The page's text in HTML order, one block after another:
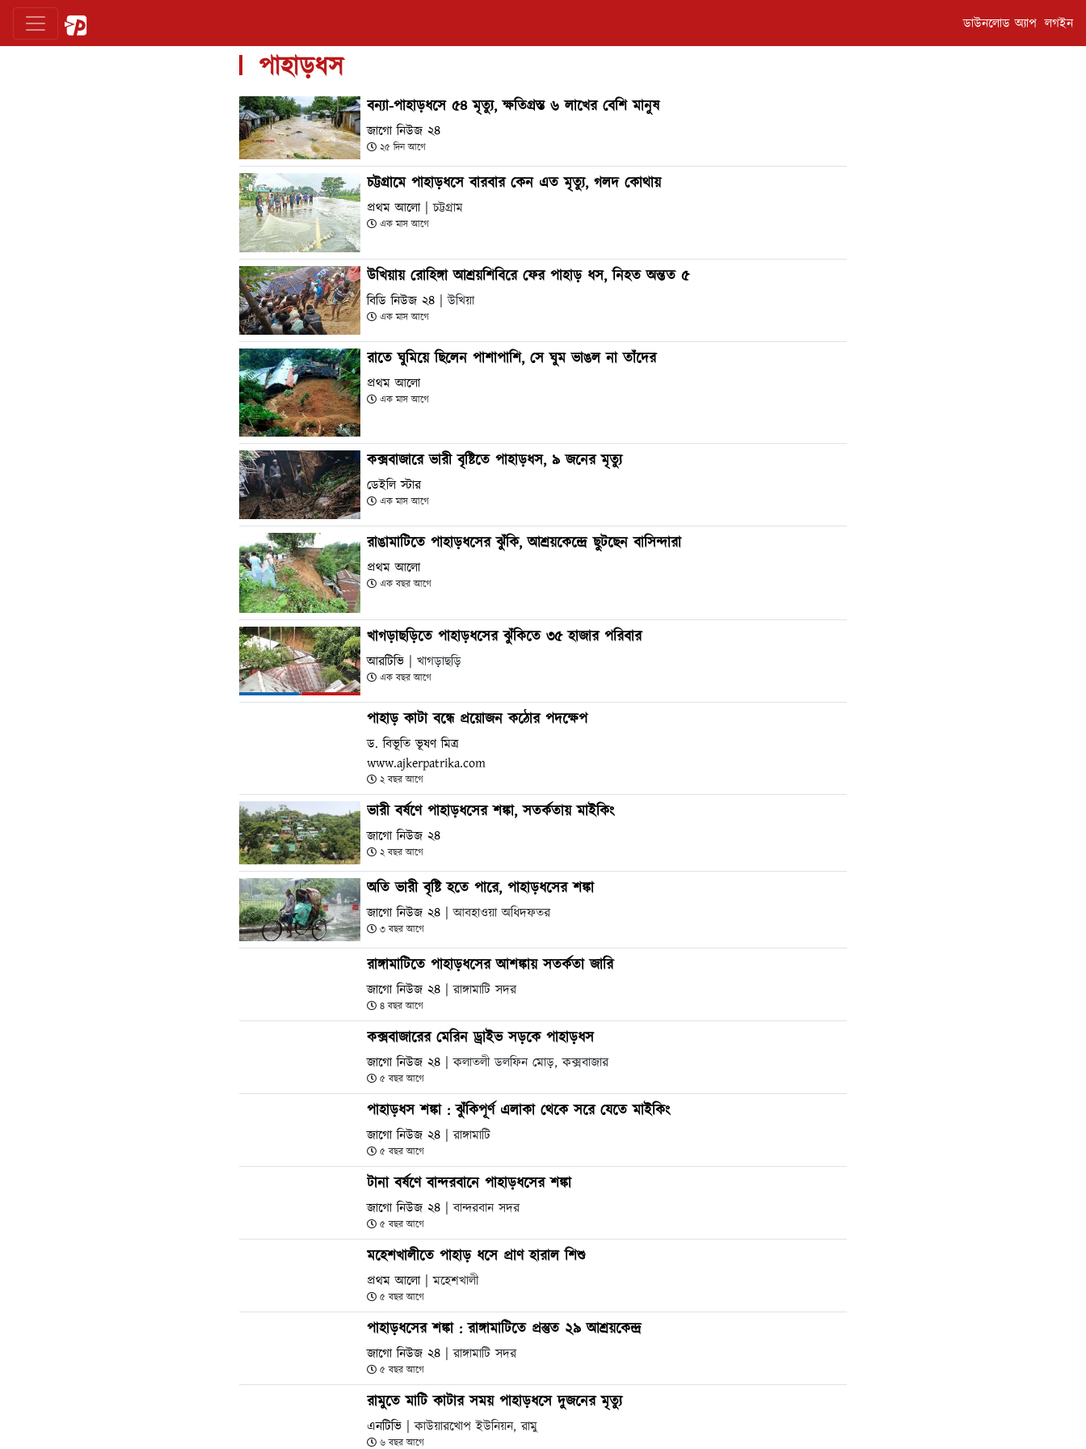
ডাউনলোড অ্যাপ লগইন
পাহাড়ধস
বন্যা-পাহাড়ধসে ৫৪ মৃত্যু, ক্ষতিগ্রস্ত ৬ লাখের বেশি মানুষ
জাগো নিউজ ২৪
২৫ দিন আগে
চট্টগ্রামে পাহাড়ধসে বারবার কেন এত মৃত্যু, গলদ কোথায়
প্রথম আলো | চট্টগ্রাম
এক মাস আগে
উখিয়ায় রোহিঙ্গা আশ্রয়শিবিরে ফের পাহাড় ধস, নিহত অন্তত ৫
বিডি নিউজ ২৪ | উখিয়া
এক মাস আগে
রাতে ঘুমিয়ে ছিলেন পাশাপাশি, সে ঘুম ভাঙল না তাঁদের
প্রথম আলো
এক মাস আগে
কক্সবাজারে ভারী বৃষ্টিতে পাহাড়ধস, ৯ জনের মৃত্যু
ডেইলি স্টার
এক মাস আগে
রাঙামাটিতে পাহাড়ধসের ঝুঁকি, আশ্রয়কেন্দ্রে ছুটছেন বাসিন্দারা
প্রথম আলো
এক বছর আগে
খাগড়াছড়িতে পাহাড়ধসের ঝুঁকিতে ৩৫ হাজার পরিবার
আরটিভি | খাগড়াছড়ি
এক বছর আগে
পাহাড় কাটা বন্ধে প্রয়োজন কঠোর পদক্ষেপ
ড. বিভূতি ভূষণ মিত্র
www.ajkerpatrika.com
২ বছর আগে
ভারী বর্ষণে পাহাড়ধসের শঙ্কা, সতর্কতায় মাইকিং
জাগো নিউজ ২৪
২ বছর আগে
অতি ভারী বৃষ্টি হতে পারে, পাহাড়ধসের শঙ্কা
জাগো নিউজ ২৪ | আবহাওয়া অধিদফতর
৩ বছর আগে
রাঙ্গামাটিতে পাহাড়ধসের আশঙ্কায় সতর্কতা জারি
জাগো নিউজ ২৪ | রাঙ্গামাটি সদর
৪ বছর আগে
কক্সবাজারের মেরিন ড্রাইভ সড়কে পাহাড়ধস
জাগো নিউজ ২৪ | কলাতলী ডলফিন মোড়, কক্সবাজার
৫ বছর আগে
পাহাড়ধস শঙ্কা : ঝুঁকিপূর্ণ এলাকা থেকে সরে যেতে মাইকিং
জাগো নিউজ ২৪ | রাঙ্গামাটি
৫ বছর আগে
টানা বর্ষণে বান্দরবানে পাহাড়ধসের শঙ্কা
জাগো নিউজ ২৪ | বান্দরবান সদর
৫ বছর আগে
মহেশখালীতে পাহাড় ধসে প্রাণ হারাল শিশু
প্রথম আলো | মহেশখালী
৫ বছর আগে
পাহাড়ধসের শঙ্কা : রাঙ্গামাটিতে প্রস্তুত ২৯ আশ্রয়কেন্দ্র
জাগো নিউজ ২৪ | রাঙ্গামাটি সদর
৫ বছর আগে
রামুতে মাটি কাটার সময় পাহাড়ধসে দুজনের মৃত্যু
এনটিভি | কাউয়ারখোপ ইউনিয়ন, রামু
৬ বছর আগে